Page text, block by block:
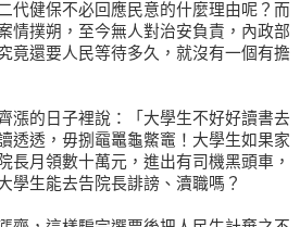
代健保不必回應民意的什麼理由呢？而
情撲朔，至今無人對治安負責，內政部
竟還要人民等待多久，就沒有一個有擔
漲的日子裡說：「大學生不好好讀書去
透透，毋捌黿鼉龜鱉竈！大學生如果家
長月領數十萬元，進出有司機黑頭車，
學生能去告院長誹謗、瀆職嗎？